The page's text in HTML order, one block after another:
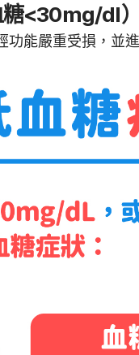
<30mg/dl）
功能嚴重受損，並